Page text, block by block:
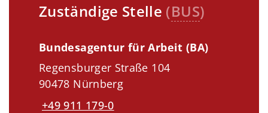
Zuständige Stelle (BUS)
Bundesagentur für Arbeit (BA)
Regensburger Straße 104
90478 Nürnberg
+49 911 179-0